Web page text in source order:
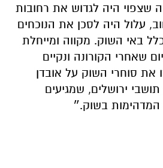
שצפוי היה לגדוש את רחובות
עלול היה לסכן את הנוכחים
באי השוק. מקווה ומייחלת
שאחרי הקורונה ונקיים
את סוחרי השוק על אובדן
ירושלים, שמגיעים
המדהימות בשוק.״